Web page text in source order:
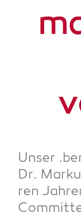
Unser
Dr.
ren